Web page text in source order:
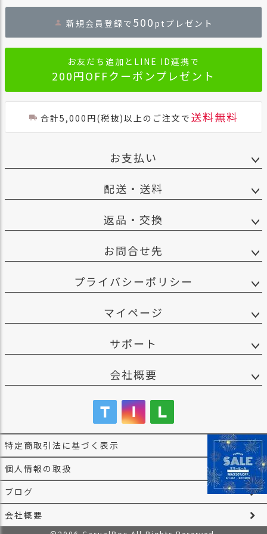
へ
新規会員登録で 500 ptプレゼント
お友だち追加とLINE ID連携で
200円OFFクーポンプレゼント
合計5,000円(税抜)以上のご注文で 送料無料
お支払い
配送・送料
返品・交換
お問合せ先
プライバシーポリシー
マイページ
サポート
会社概要
特定商取引法に基づく表示
個人情報の取扱
ブログ
会社概要